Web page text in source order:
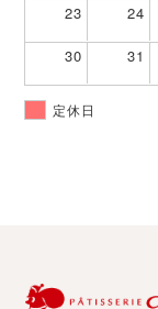
23 24
30 31
定休日